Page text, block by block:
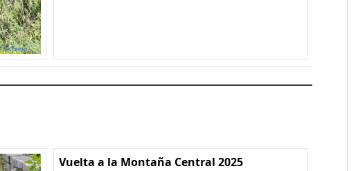
Vuelta a la Montaña Central 2025